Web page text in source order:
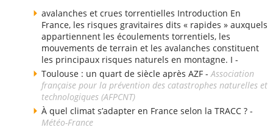
avalanches et crues torrentielles Introduction En
France, les risques gravitaires dits « rapides » auxquels
appartiennent les écoulements torrentiels, les
mouvements de terrain et les avalanches constituent
les principaux risques naturels en montagne. I -
Toulouse : un quart de siècle après AZF -Association
française pour la prévention des catastrophes naturelles et
technologiques (AFPCNT)
À quel climat s’adapter en France selon la TRACC ? -
Météo-France